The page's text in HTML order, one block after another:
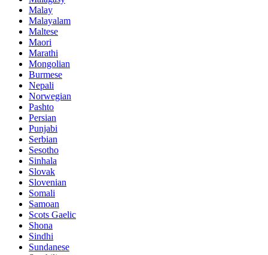
Malay
Malayalam
Maltese
Maori
Marathi
Mongolian
Burmese
Nepali
Norwegian
Pashto
Persian
Punjabi
Serbian
Sesotho
Sinhala
Slovak
Slovenian
Somali
Samoan
Scots Gaelic
Shona
Sindhi
Sundanese